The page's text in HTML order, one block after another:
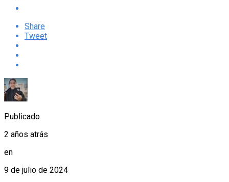
Share
Tweet
Publicado
2 años atrás
en
9 de julio de 2024